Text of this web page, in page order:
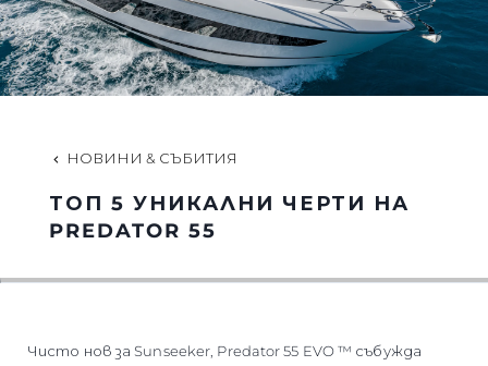
КОМПАНИЯТА
ЕКИПЪТ
НАСЛЕДСТВО
НОВИНИ & СЪБИТИЯ
ТОП 5 УНИКАЛНИ ЧЕРТИ НА
PREDATOR 55
Чисто нов за Sunseeker, Predator 55 EVO ™ събужда